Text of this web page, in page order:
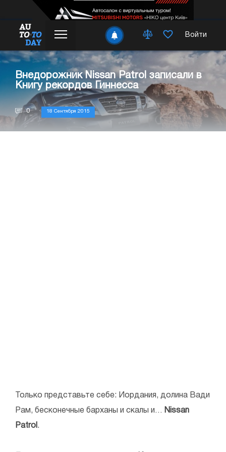
Войти
Внедорожник Nissan Patrol записали в
Книгу рекордов Гиннесса
0 18 Сентября 2015
Только представьте себе: Иордания, долина Вади
Рам, бесконечные барханы и скалы и… Nissan
Patrol .